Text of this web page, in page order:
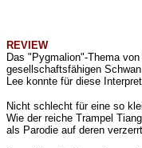
REVIEW
Das "Pygmalion"-Thema
gesellschaftsfähigen
Lee konnte für diese
Nicht schlecht für eine so
Wie der reiche Trampel
als Parodie auf deren